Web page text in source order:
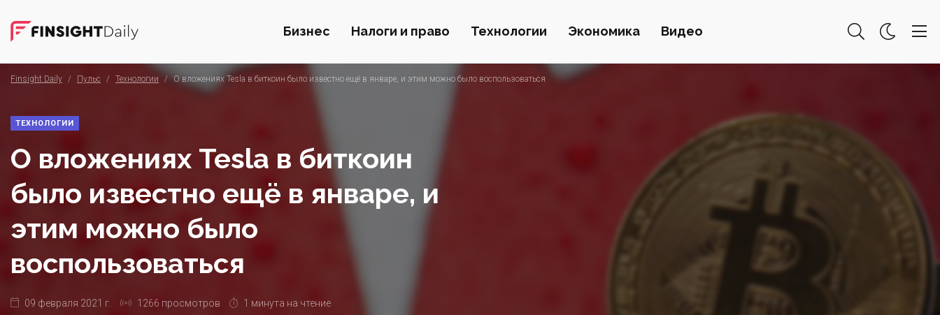
Бизнес Налоги и право Технологии Экономика Видео
Finsight Daily / Пульс / Технологии / О вложениях Tesla в биткоин было известно ещё в январе, и этим можно было воспользоваться
ТЕХНОЛОГИИ
О вложениях Tesla в биткоин
было известно ещё в январе, и
этим можно было
воспользоваться
09 февраля 2021 г. 1266 просмотров 1 минута на чтение